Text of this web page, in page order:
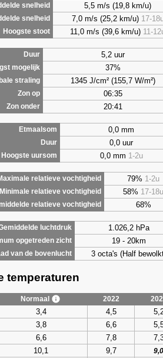
snelheid 5,5 m/s (19,8 km/u)
snelheid 7,0 m/s (25,2 km/u) 17-
Hoogste stoot 11,0 m/s (39,6 km/u) 11-
Duur 5,2 uur
mogelijk 37%
straling 1345 J/cm² (155,7 W/m²)
Zon op 06:35
Zon onder 20:41
Etmaalsom 0,0 mm
Duur 0,0 uur
Hoogste uursom 0,0 mm 1-2u
relatieve vochtigheid 79% 1-2u
Minimale relatieve vochtigheid 58% 17-18u
relatieve vochtigheid 68%
luchtdruk 1.026,2 hPa
opgetreden zicht 19 - 20km
van de bovenlucht 3 octa's (Half
temperaturen
Normaal 2022
3,4 4,5
3,8 6,6
6,6 7,8
10,1 9,7
9,0